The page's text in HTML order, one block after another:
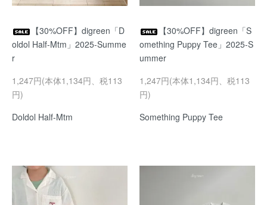
【30%OFF】digreen「D
oldol Half-Mtm」2025-Summe
r
1,247円(本体1,134円、税113
円)
Doldol Half-Mtm
【30%OFF】digreen「S
omething Puppy Tee」2025-S
ummer
1,247円(本体1,134円、税113
円)
Something Puppy Tee